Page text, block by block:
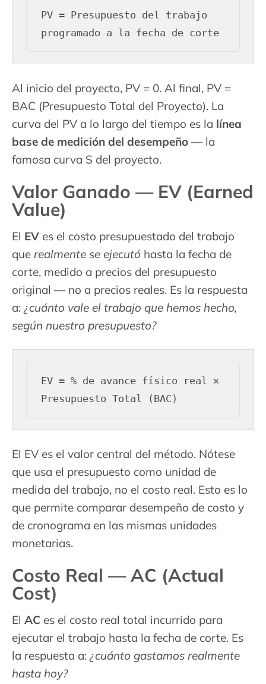
PV = Presupuesto del trabajo
Al inicio del proyecto, PV = 0. Al final, PV =
BAC (Presupuesto Total del Proyecto). La
curva del PV a lo largo del tiempo es la línea
base de medición del desempeño — la
famosa curva S del proyecto.
Valor Ganado — EV (Earned
Value)
El EV es el costo presupuestado del trabajo
que realmente se ejecutó hasta la fecha de
corte, medido a precios del presupuesto
original — no a precios reales. Es la respuesta
a: ¿cuánto vale el trabajo que hemos hecho,
según nuestro presupuesto?
EV = % de avance físico real ×
El EV es el valor central del método. Nótese
que usa el presupuesto como unidad de
medida del trabajo, no el costo real. Esto es lo
que permite comparar desempeño de costo y
de cronograma en las mismas unidades
monetarias.
Costo Real — AC (Actual
Cost)
El AC es el costo real total incurrido para
ejecutar el trabajo hasta la fecha de corte. Es
la respuesta a: ¿cuánto gastamos realmente
hasta hoy?